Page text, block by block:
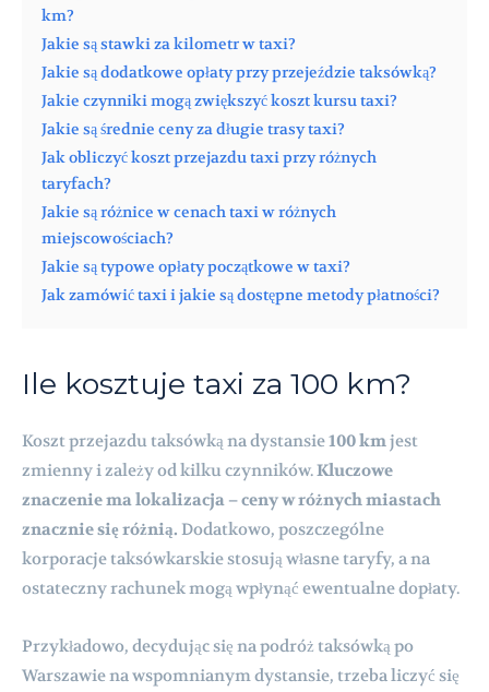
km?
Jakie są stawki za kilometr w taxi?
Jakie są dodatkowe opłaty przy przejeździe taksówką?
Jakie czynniki mogą zwiększyć koszt kursu taxi?
Jakie są średnie ceny za długie trasy taxi?
Jak obliczyć koszt przejazdu taxi przy różnych
taryfach?
Jakie są różnice w cenach taxi w różnych
miejscowościach?
Jakie są typowe opłaty początkowe w taxi?
Jak zamówić taxi i jakie są dostępne metody płatności?
Ile kosztuje taxi za 100 km?
Koszt przejazdu taksówką na dystansie100 kmjest
zmienny i zależy od kilku czynników.Kluczowe
znaczenie ma lokalizacja – ceny w różnych miastach
znacznie się różnią. Dodatkowo, poszczególne
korporacje taksówkarskie stosują własne taryfy, a na
ostateczny rachunek mogą wpłynąć ewentualne dopłaty.
Przykładowo, decydując się na podróż taksówką po
Warszawie na wspomnianym dystansie, trzeba liczyć się